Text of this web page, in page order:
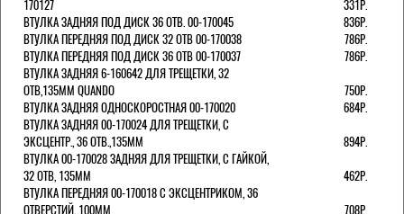
170127
331Р.
ВТУЛКА ЗАДНЯЯ ПОД ДИСК 36 ОТВ. 00-170045
836Р.
ВТУЛКА ПЕРЕДНЯЯ ПОД ДИСК 32 ОТВ 00-170038
786Р.
ВТУЛКА ПЕРЕДНЯЯ ПОД ДИСК 36 ОТВ 00-170037
786Р.
ВТУЛКА ЗАДНЯЯ 6-160642 ДЛЯ ТРЕЩЕТКИ, 32
ОТВ,135ММ QUANDO
750Р.
ВТУЛКА ЗАДНЯЯ ОДНОСКОРОСТНАЯ 00-170020
684Р.
ВТУЛКА ЗАДНЯЯ 00-170024 ДЛЯ ТРЕЩЕТКИ, С
ЭКСЦЕНТР., 36 ОТВ.,135ММ
894Р.
ВТУЛКА 00-170028 ЗАДНЯЯ ДЛЯ ТРЕЩЕТКИ, С ГАЙКОЙ,
32 ОТВ, 135ММ
462Р.
ВТУЛКА ПЕРЕДНЯЯ 00-170018 С ЭКСЦЕНТРИКОМ, 36
ОТВЕРСТИЙ, 100ММ
708Р.